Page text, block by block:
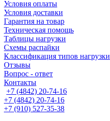
Условия оплаты
Условия доставки
Гарантия на товар
Техническая помощь
Таблицы нагрузки
Схемы распайки
Классификация типов нагрузки
Отзывы
Вопрос - ответ
Контакты
+7 (4842) 20-74-16
+7 (4842) 20-74-16
+7 (910) 527-35-38